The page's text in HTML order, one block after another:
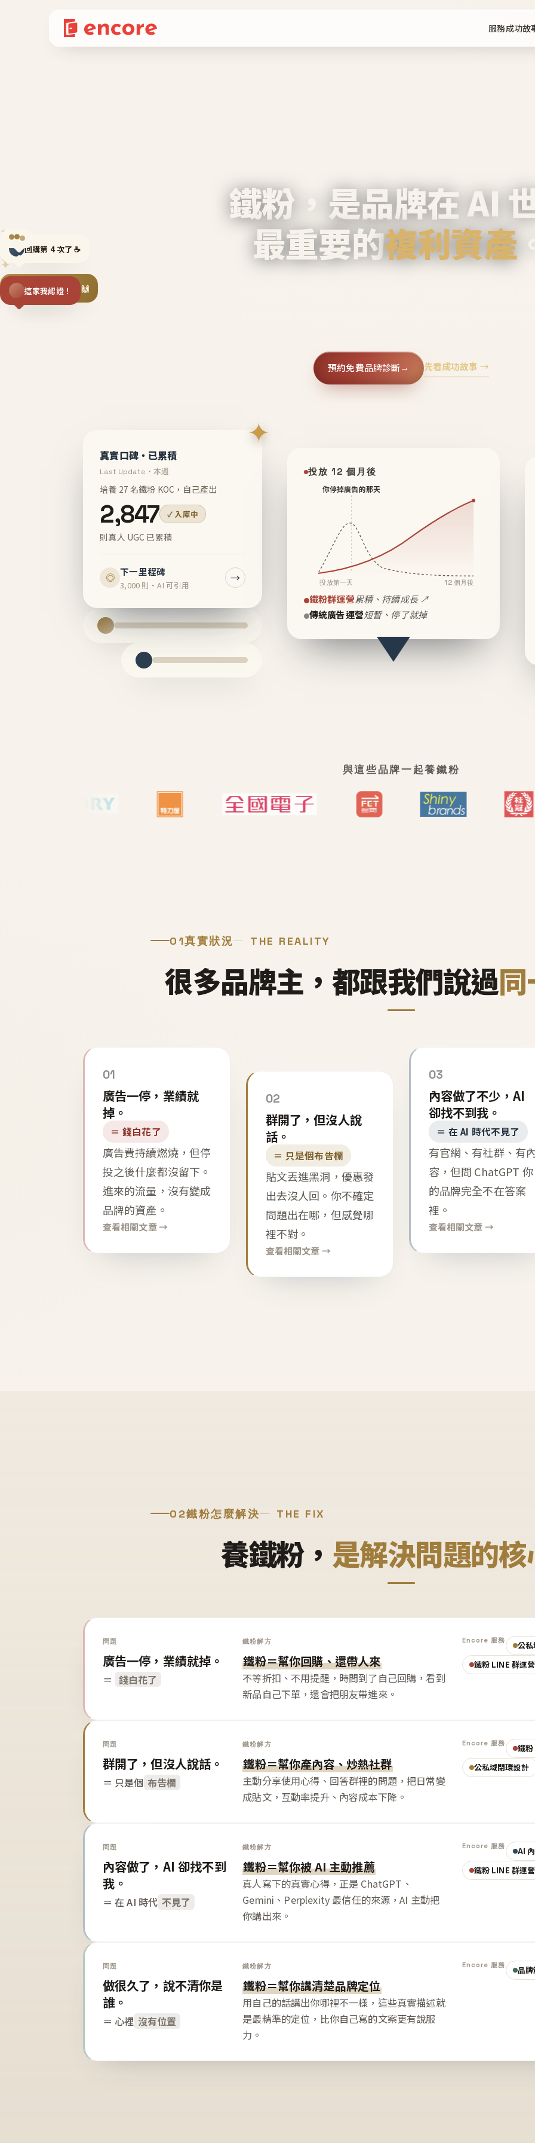
服務成功故
✦
回購第 4 次了 ☕
揪同事一起團購 🙌
這家我認證！
鐵粉，是品牌在 AI
最重要的複利資產
預約免費品牌診斷→ 先看成功故事 →
✦
真實口碑・已累積
Last Update・本週
培養 27 名鐵粉 KOC，自己產出
2,847 ✓ 入庫中
則真人 UGC 已累積
◎ 下一里程碑
3,000 則・AI 可引用
→
投放 12 個月後
你停掉廣告的那天
投放第一天 12 個月後
鐵粉群運營累積、持續成長 ↗
傳統廣告運營短暫、停了就掉
與這些品牌一起養鐵粉
01真實狀況 THE REALITY
很多品牌主，都跟我們說過同
01
廣告一停，業績就
掉。
＝ 錢白花了
廣告費持續燃燒，但停
投之後什麼都沒留下。
進來的流量，沒有變成
品牌的資產。
查看相關文章 →
02
群開了，但沒人說
話。
＝ 只是個布告欄
貼文丟進黑洞，優惠發
出去沒人回。你不確定
問題出在哪，但感覺哪
裡不對。
查看相關文章 →
03
內容做了不少，AI
卻找不到我。
＝ 在 AI 時代不見了
有官網、有社群、有
容，但問 ChatGPT 你
的品牌完全不在答案
裡。
查看相關文章 →
02鐵粉怎麼解決 THE FIX
養鐵粉， 是解決問題的
問題
廣告一停，業績就掉。
＝ 錢白花了
鐵粉解方
鐵粉＝幫你回購、還帶人來
不等折扣、不用提醒，時間到了自己回購，看到
新品自己下單，還會把朋友帶進來。
Encore 服務
公
鐵粉 LINE 群運營
問題
群開了，但沒人說話。
＝ 只是個 布告欄
鐵粉解方
鐵粉＝幫你產內容、炒熱社群
主動分享使用心得、回答群裡的問題，把日常變
成貼文，互動率提升、內容成本下降。
Encore 服務
鐵
公私域閉環設計
問題
內容做了，AI 卻找不到
我。
＝ 在 AI 時代 不見了
鐵粉解方
鐵粉＝幫你被 AI 主動推薦
真人寫下的真實心得，正是 ChatGPT、
Gemini、Perplexity 最信任的來源，AI 主動把
你講出來。
Encore 服務
AI
鐵粉 LINE 群運營
問題
做很久了，說不清你是
誰。
＝ 心裡 沒有位置
鐵粉解方
鐵粉＝幫你講清楚品牌定位
用自己的話講出你哪裡不一樣，這些真實描述就
是最精準的定位，比你自己寫的文案更有說服
力。
Encore 服務 品